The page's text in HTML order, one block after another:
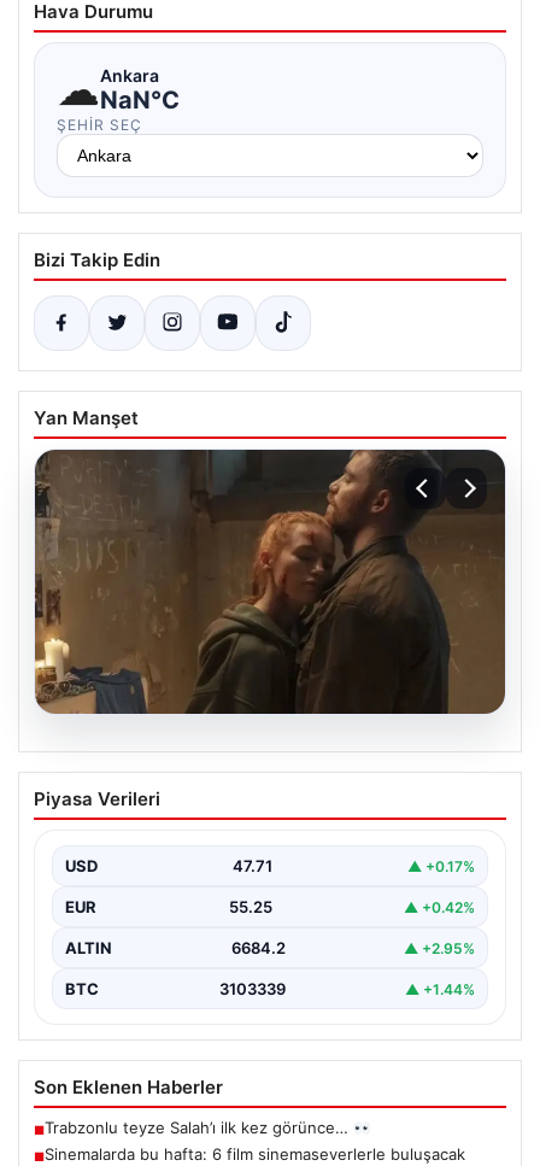
Hava Durumu
☁Ankara
NaN°C
ŞEHIR SEÇ
Bizi Takip Edin
Yan Manşet
06.08.2026
Sinemalarda bu hafta: 6 film
sinemaseverlerle buluşacak
Piyasa Verileri
USD 47.71 ▲ +0.17%
EUR 55.25 ▲ +0.42%
ALTIN 6684.2 ▲ +2.95%
BTC 3103339 ▲ +1.44%
Son Eklenen Haberler
■Trabzonlu teyze Salah’ı ilk kez görünce…
■Sinemalarda bu hafta: 6 film sinemaseverlerle buluşacak